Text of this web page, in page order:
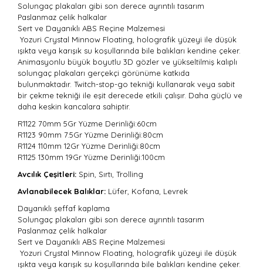
Solungaç plakaları gibi son derece ayrıntılı tasarım
Paslanmaz çelik halkalar
Sert ve Dayanıklı ABS Reçine Malzemesi
Yozuri Crystal Minnow Floating, holografik yüzeyi ile düşük
ışıkta veya karışık su koşullarında bile balıkları kendine çeker.
Animasyonlu büyük boyutlu 3D gözler ve yükseltilmiş kalıplı
solungaç plakaları gerçekçi görünüme katkıda
bulunmaktadır. Twitch-stop-go tekniği kullanarak veya sabit
bir çekme tekniği ile eşit derecede etkili çalışır. Daha güçlü ve
daha keskin kancalara sahiptir.
R1122 70mm 5Gr Yüzme Derinliği:60cm
R1123 90mm 7.5Gr Yüzme Derinliği:80cm
R1124 110mm 12Gr Yüzme Derinliği:80cm
R1125 130mm 19Gr Yüzme Derinliği:100cm
Avcılık Çeşitleri: Spin, Sırtı, Trolling
Avlanabilecek Balıklar: Lüfer, Kofana, Levrek
Dayanıklı şeffaf kaplama
Solungaç plakaları gibi son derece ayrıntılı tasarım
Paslanmaz çelik halkalar
Sert ve Dayanıklı ABS Reçine Malzemesi
Yozuri Crystal Minnow Floating, holografik yüzeyi ile düşük
ışıkta veya karışık su koşullarında bile balıkları kendine çeker.